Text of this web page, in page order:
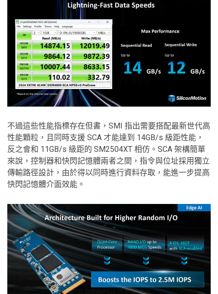
不過這些性能指標存在但書，SMI 指出需要搭配最新世代高
性能顆粒，且同時支援 SCA 才能達到 14GB/s 級距性能，
反之會和 11GB/s 級距的 SM2504XT 相仿。SCA 架構簡單
來說，控制器和快閃記憶體兩者之間，指令與位址採用獨立
傳輸路徑設計，由於得以同時進行資料存取，能進一步提高
快閃記憶體介面效能。